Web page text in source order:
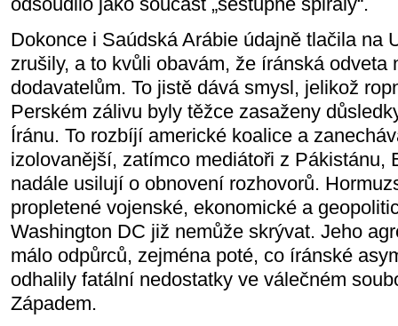
Dokonce i Saúdská Arábie údajně tlačila na
zrušily, a to kvůli obavám, že íránská odveta
dodavatelům. To jistě dává smysl, jelikož
Perském zálivu byly těžce zasaženy
Íránu. To rozbíjí americké koalice a
izolovanější, zatímco mediátoři z Pákistánu,
nadále usilují o obnovení rozhovorů.
propletené vojenské, ekonomické a
Washington DC již nemůže skrývat. Jeho
málo odpůrců, zejména poté, co íránské
odhalily fatální nedostatky ve válečném
Západem.